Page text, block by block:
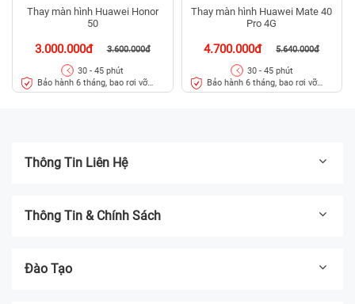
Thay màn hình Huawei Honor
50
3.000.000đ 3.600.000đ
30 - 45 phút
Bảo hành 6 tháng, bao rơi vỡ
kính
Thay màn hình Huawei Mate 40
Pro 4G
4.700.000đ 5.640.000đ
30 - 45 phút
Bảo hành 6 tháng, bao rơi vỡ
kính
Thông Tin Liên Hệ
Thông Tin & Chính Sách
Đào Tạo